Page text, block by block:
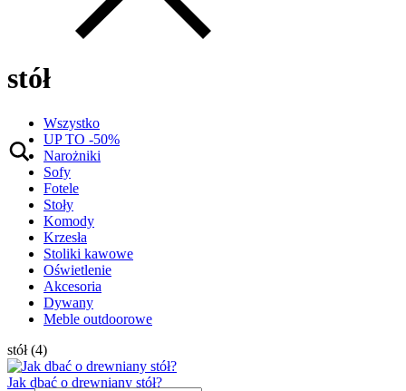
stół
Wszystko
UP TO -50%
Narożniki
Sofy
Fotele
Stoły
Komody
Krzesła
Stoliki kawowe
Oświetlenie
Akcesoria
Dywany
Meble outdoorowe
stół (4)
Jak dbać o drewniany stół?